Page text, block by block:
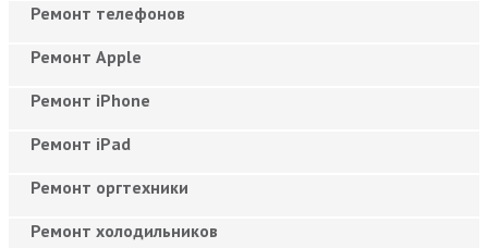
Ремонт телефонов
Ремонт Apple
Ремонт iPhone
Ремонт iPad
Ремонт оргтехники
Ремонт холодильников